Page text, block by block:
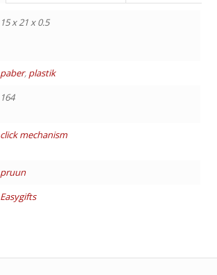
15 x 21 x 0.5
paber, plastik
164
click mechanism
pruun
Easygifts